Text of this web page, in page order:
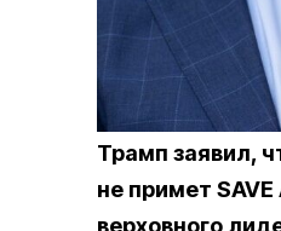
Трамп заявил,
не примет